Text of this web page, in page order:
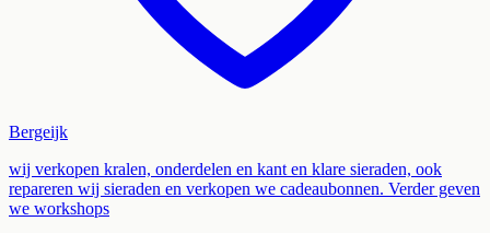
Bergeijk
wij verkopen kralen, onderdelen en kant en klare sieraden, ook
repareren wij sieraden en verkopen we cadeaubonnen. Verder geven
we workshops